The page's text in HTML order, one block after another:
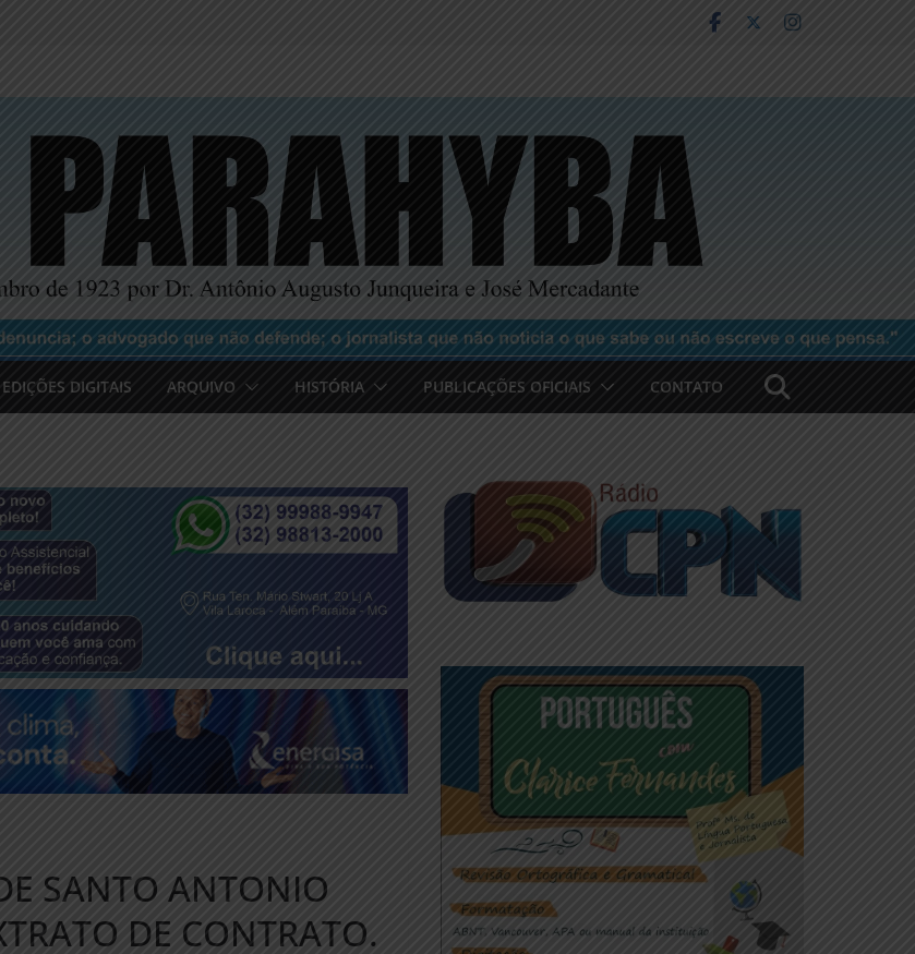
EDIÇÕES DIGITAIS ARQUIVO HISTÓRIA PUBLICAÇÕES OFICIAIS CONTATO
SANTO ANTONIO
DE CONTRATO.